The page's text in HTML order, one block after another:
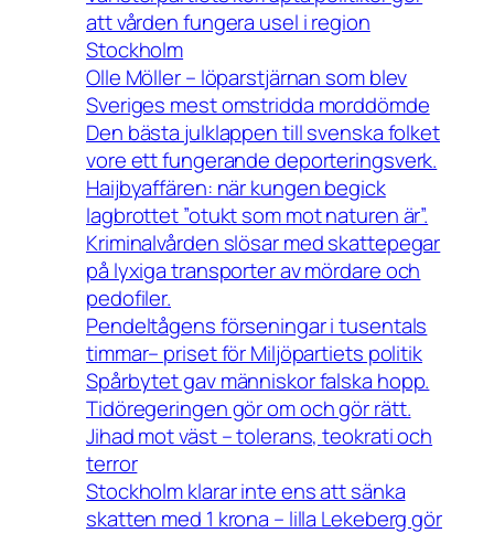
att vården fungera usel i region
Stockholm
Olle Möller – löparstjärnan som blev
Sveriges mest omstridda morddömde
Den bästa julklappen till svenska folket
vore ett fungerande deporteringsverk.
Haijbyaffären: när kungen begick
lagbrottet ”otukt som mot naturen är”.
Kriminalvården slösar med skattepegar
på lyxiga transporter av mördare och
pedofiler.
Pendeltågens förseningar i tusentals
timmar– priset för Miljöpartiets politik
Spårbytet gav människor falska hopp.
Tidöregeringen gör om och gör rätt.
Jihad mot väst – tolerans, teokrati och
terror
Stockholm klarar inte ens att sänka
skatten med 1 krona – lilla Lekeberg gör